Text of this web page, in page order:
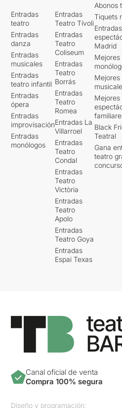
Entradas
teatro
Entradas
danza
Entradas
musicales
Entradas
teatro infantil
Entradas
ópera
Entradas
improvisación
Entradas
monólogos
Entradas
Teatro Tívoli
Entradas
Teatro
Coliseum
Entradas
Teatro
Borrás
Entradas
Teatro
Romea
Entradas La
Villarroel
Entradas
Teatro
Condal
Entradas
Teatro
Victòria
Entradas
Teatro
Apolo
Entradas
Teatro Goya
Entradas
Espai Texas
Abonos
Tiquets
Entradas
Madrid
Mejores
Mejores
Mejores
Black
Teatral
Gana
teatro
Canal oficial de venta
Compra 100% segura
Diseño y programación: